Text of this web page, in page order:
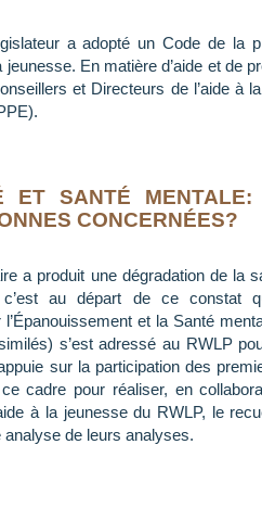
a adopté un Code de la
jeunesse. En matière d’aide et de
et Directeurs de l’aide à
ET SANTÉ
CONCERNÉES?
a produit une dégradation de la
au départ de ce constat
l’Épanouissement et la Santé
s’est adressé au RWLP
sur la participation des
cadre pour réaliser, en
à la jeunesse du RWLP, le
analyse de leurs analyses.